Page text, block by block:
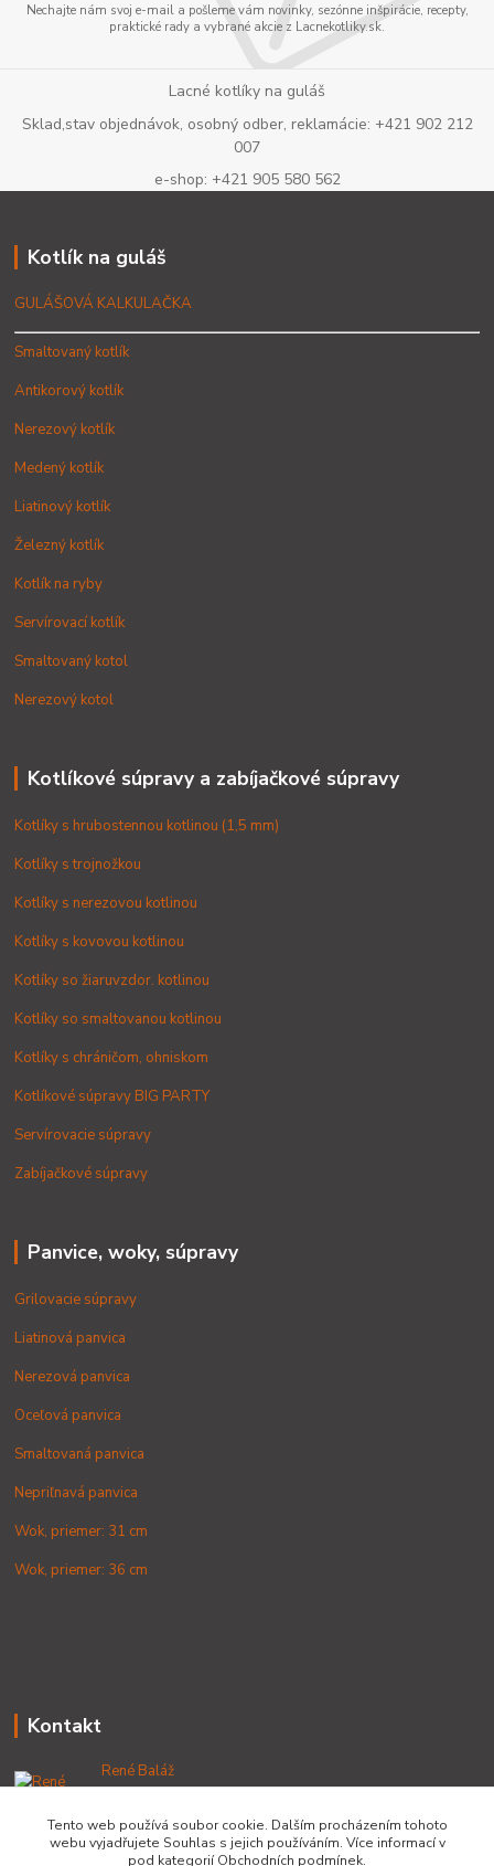
Nechajte nám svoj e-mail a pošleme vám novinky, sezónne inšpirácie, recepty,
praktické rady a vybrané akcie z Lacnekotliky.sk.
Lacné kotlíky na guláš
Sklad,stav objednávok, osobný odber, reklamácie: +421 902 212
007
e-shop: +421 905 580 562
Kotlík na guláš
GULÁŠOVÁ KALKULAČKA
Smaltovaný kotlík
Antikorový kotlík
Nerezový kotlík
Medený kotlík
Liatinový kotlík
Železný kotlík
Kotlík na ryby
Servírovací kotlík
Smaltovaný kotol
Nerezový kotol
Kotlíkové súpravy a zabíjačkové súpravy
Kotlíky s hrubostennou kotlinou (1,5 mm)
Kotlíky s trojnožkou
Kotlíky s nerezovou kotlinou
Kotlíky s kovovou kotlinou
Kotlíky so žiaruvzdor. kotlinou
Kotlíky so smaltovanou kotlinou
Kotlíky s chráničom, ohniskom
Kotlíkové súpravy BIG PARTY
Servírovacie súpravy
Zabíjačkové súpravy
Panvice, woky, súpravy
Grilovacie súpravy
Liatinová panvica
Nerezová panvica
Oceľová panvica
Smaltovaná panvica
Nepriľnavá panvica
Wok, priemer: 31 cm
Wok, priemer: 36 cm
Kontakt
René Baláž
+421 902 212 007
od 8:00 - do 16:00 hod
info@lacnekotliky.sk
Tento web používá soubor cookie. Dalším procházením tohoto
webu vyjadřujete Souhlas s jejich používáním. Více informací v
pod kategorií Obchodních podmínek.